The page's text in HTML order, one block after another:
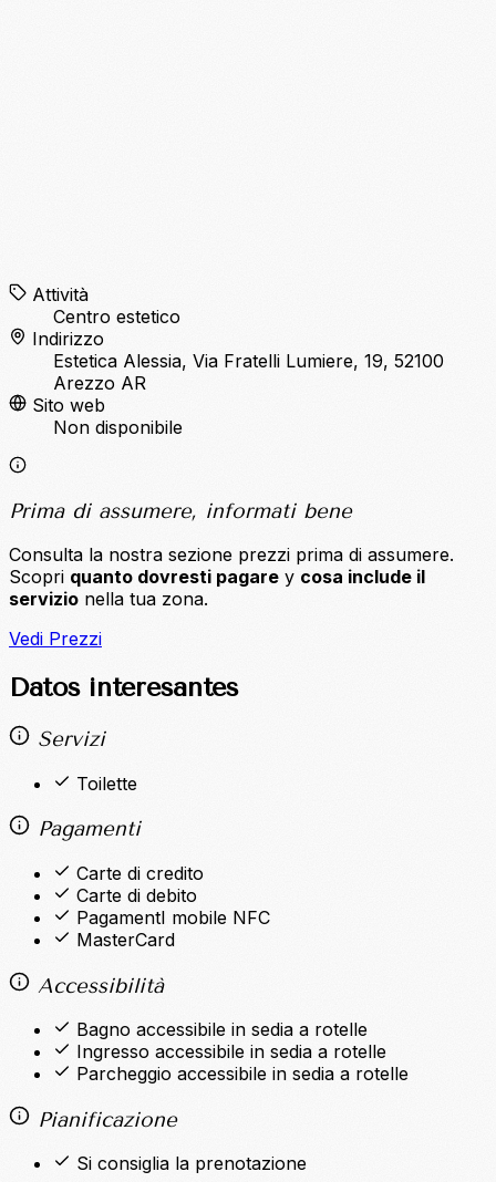
Attività
Centro estetico
Indirizzo
Estetica Alessia, Via Fratelli Lumiere, 19, 52100
Arezzo AR
Sito web
Non disponibile
Prima di assumere, informati bene
Consulta la nostra sezione prezzi prima di assumere.
Scopri quanto dovresti pagare y cosa include il
servizio nella tua zona.
Vedi Prezzi
Datos interesantes
Servizi
Toilette
Pagamenti
Carte di credito
Carte di debito
PagamentI mobile NFC
MasterCard
Accessibilità
Bagno accessibile in sedia a rotelle
Ingresso accessibile in sedia a rotelle
Parcheggio accessibile in sedia a rotelle
Pianificazione
Si consiglia la prenotazione